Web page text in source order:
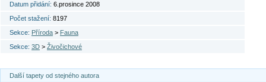
Datum přidání: 6.prosince 2008
Počet stažení: 8197
Sekce: Příroda > Fauna
Sekce: 3D > Živočichové
Další tapety od stejného autora